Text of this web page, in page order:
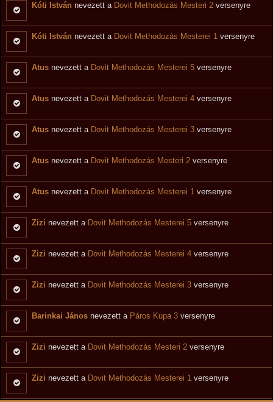
Kóti István nevezett a Dovit Methodozás Mesteri 2 versenyre
Kóti István nevezett a Dovit Methodozás Mesterei 1 versenyre
Atus nevezett a Dovit Methodozás Mesterei 5 versenyre
Atus nevezett a Dovit Methodozás Mesterei 4 versenyre
Atus nevezett a Dovit Methodozás Mesterei 3 versenyre
Atus nevezett a Dovit Methodozás Mesteri 2 versenyre
Atus nevezett a Dovit Methodozás Mesterei 1 versenyre
Zizi nevezett a Dovit Methodozás Mesterei 5 versenyre
Zizi nevezett a Dovit Methodozás Mesterei 4 versenyre
Zizi nevezett a Dovit Methodozás Mesterei 3 versenyre
Barinkai János nevezett a Páros Kupa 3 versenyre
Zizi nevezett a Dovit Methodozás Mesteri 2 versenyre
Zizi nevezett a Dovit Methodozás Mesterei 1 versenyre